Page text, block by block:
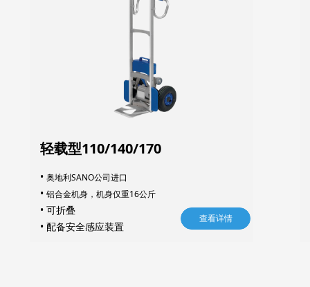
轻载型110/140/170
• 奥地利SANO公司进口
• 铝合金机身，机身仅重16公斤​​​​​​​
• 可折叠
• 配备安全感应装置
查看详情